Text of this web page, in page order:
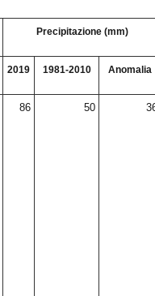
Precipitazione (mm)
2019 1981-2010 Anomalia
86 50